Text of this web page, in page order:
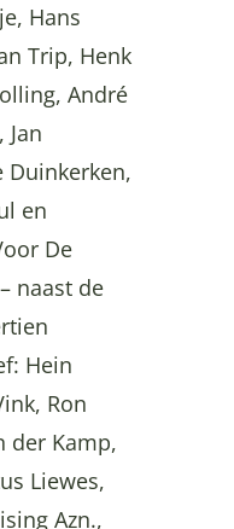
Hans
Trip, Henk
André
Jan
Duinkerken,
en
De
naast de
Hein
Ron
der Kamp,
Liewes,
Azn.,